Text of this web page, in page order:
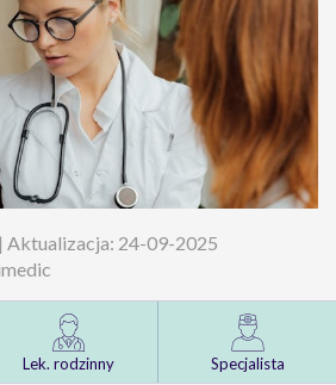
Aktualizacja: 24-09-2025
Lek. rodzinny Specjalista